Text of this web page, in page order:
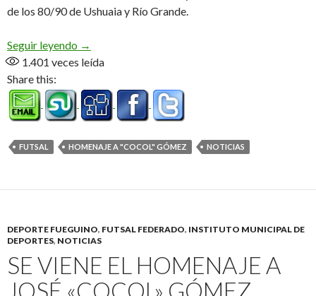
de los 80/90 de Ushuaia y Río Grande.
Seguir leyendo Con el ADN intacto
→
1.401 veces leída
Share this:
FUTSAL HOMENAJE A "COCOL" GÓMEZ NOTICIAS
DEPORTE FUEGUINO, FUTSAL FEDERADO, INSTITUTO MUNICIPAL DE
DEPORTES, NOTICIAS
SE VIENE EL HOMENAJE A
JOSÉ «COCOL» GÓMEZ